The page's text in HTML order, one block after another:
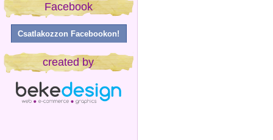
Facebook
Csatlakozzon Facebookon!
created by